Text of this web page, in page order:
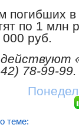
погибших в
по 1 млн
руб.
78-99-99.
теме: